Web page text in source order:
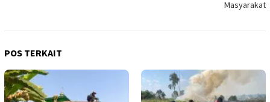
Masyarakat
POS TERKAIT